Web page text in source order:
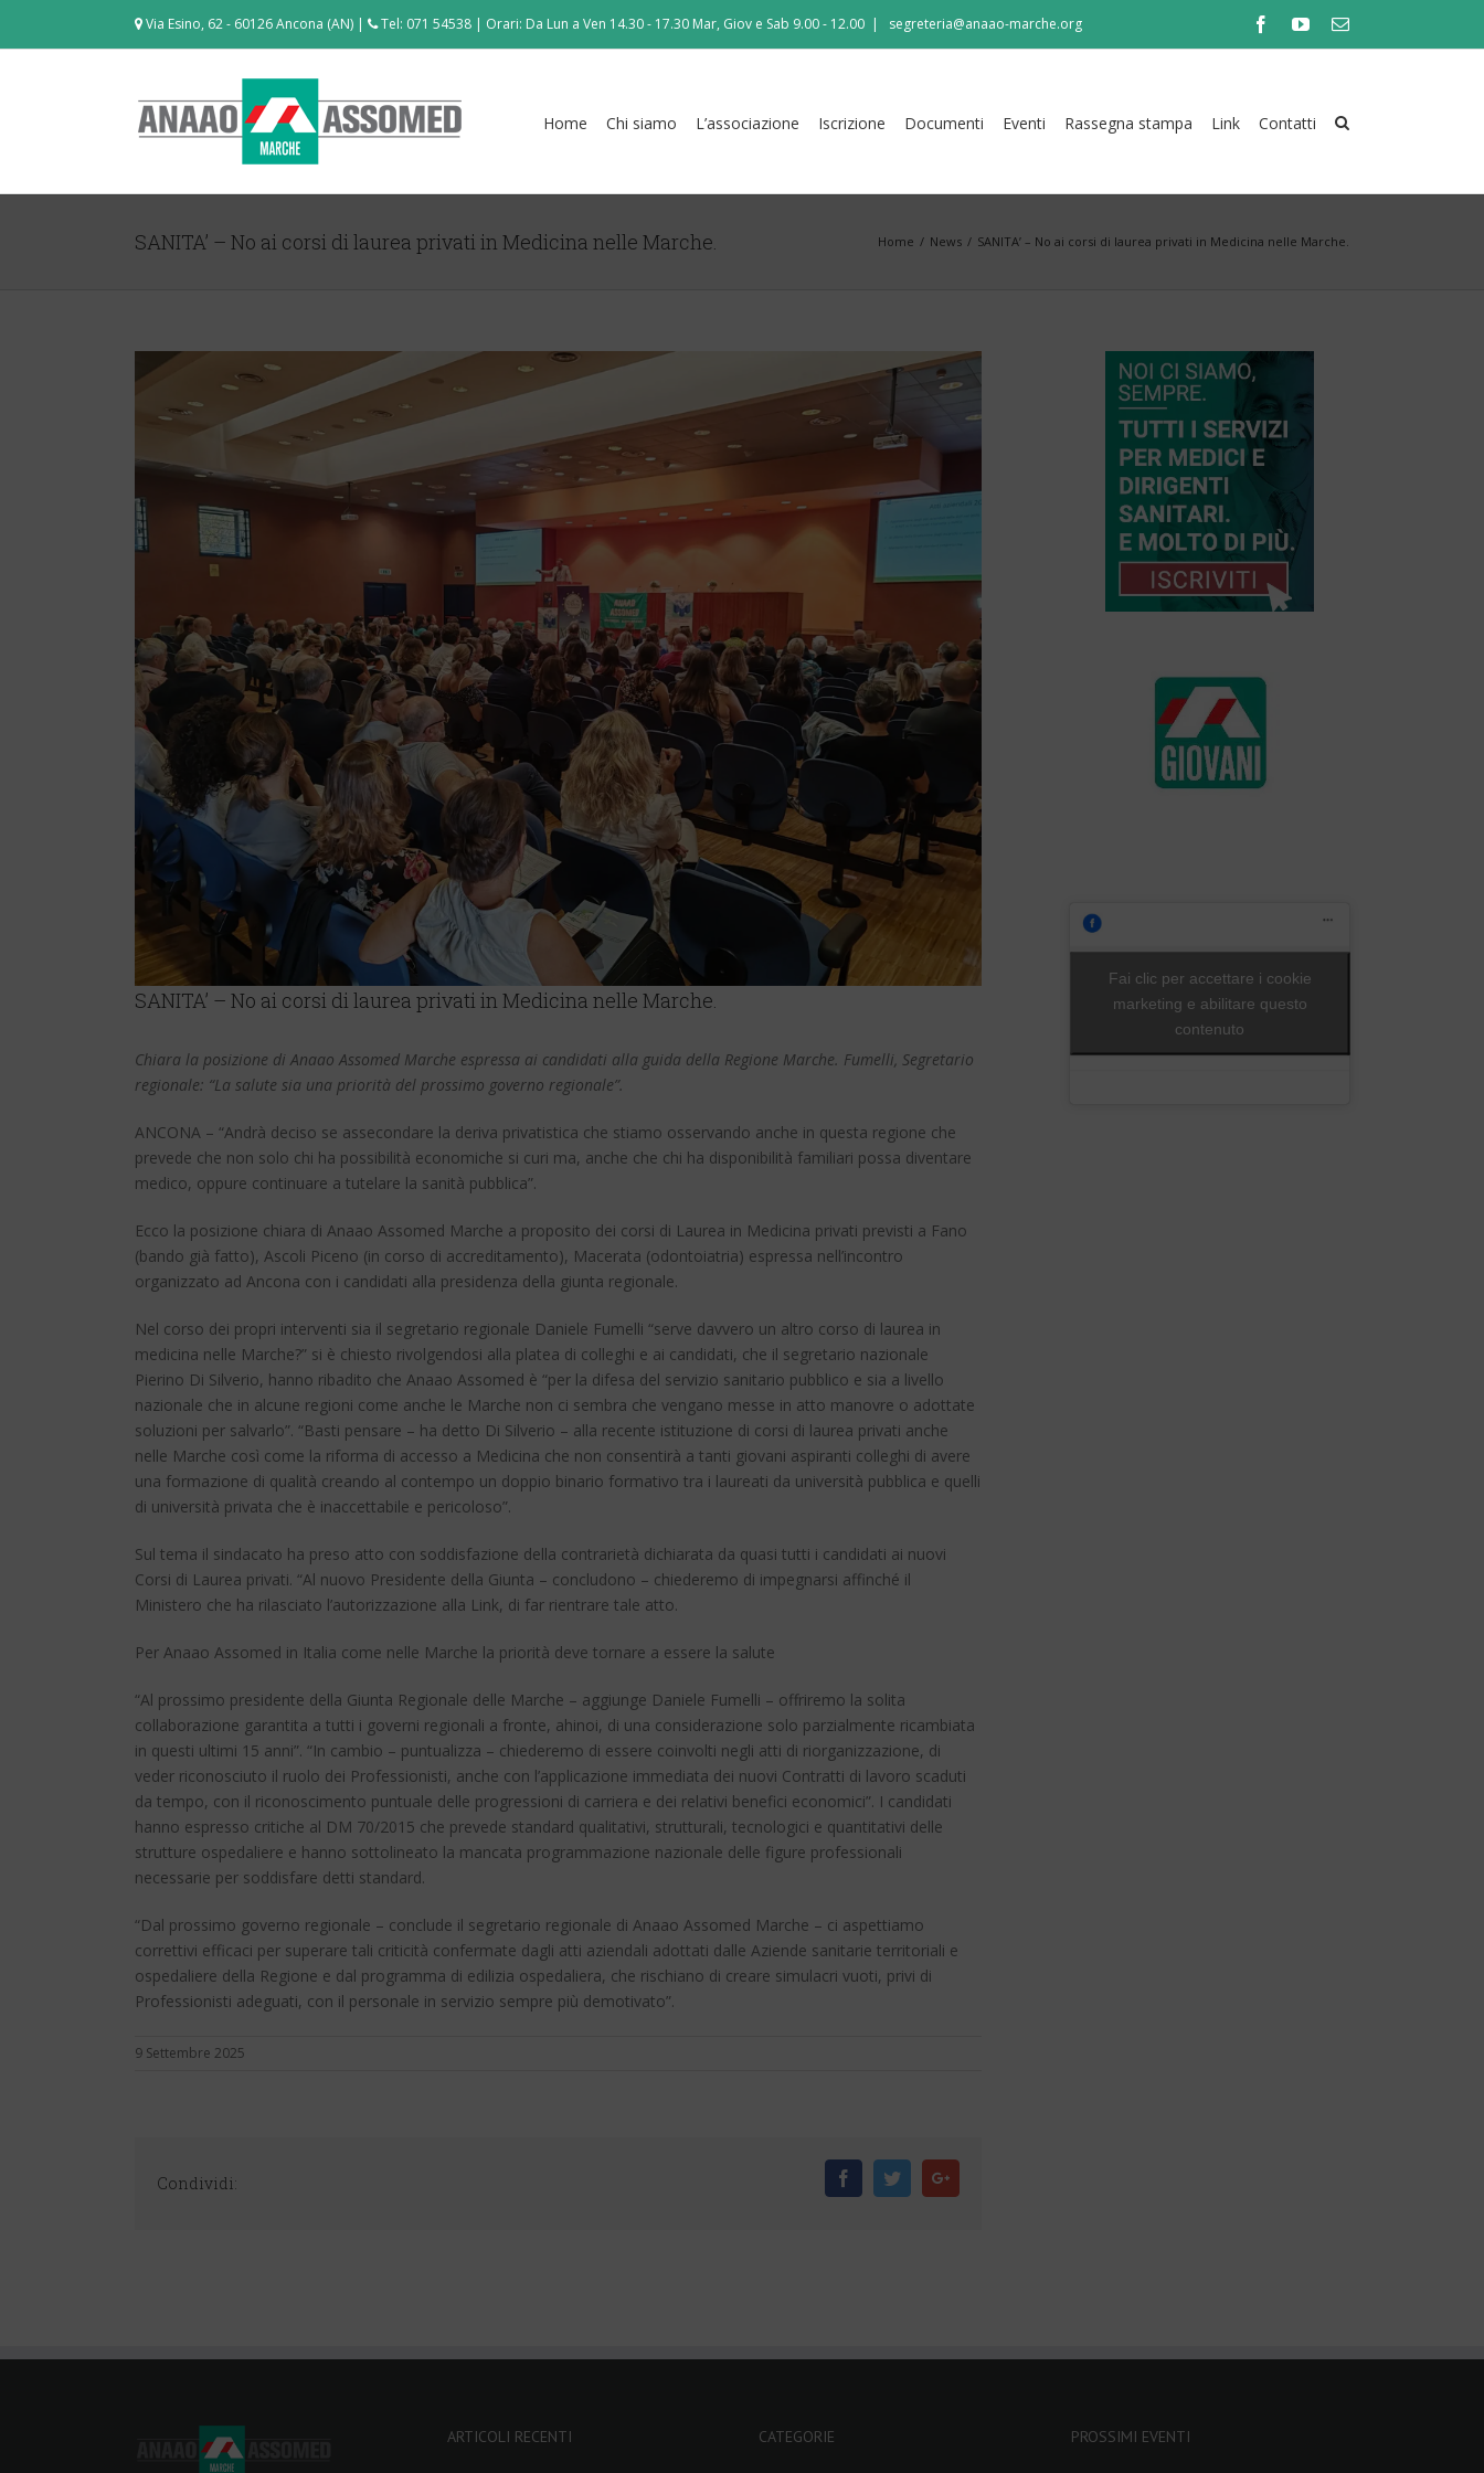
Via Esino, 62 - 60126 Ancona (AN) | Tel: 071 54538 | Orari: Da Lun a Ven 14.30 - 17.30 Mar, Giov e Sab 9.00 - 12.00 | segreteria@anaao-marche.org Facebook
YoutubeEmail
Home Chi siamo L’associazione Iscrizione Documenti Eventi Rassegna stampa Link Contatti
SANITA’ – No ai corsi di laurea privati in Medicina nelle Marche. Home / News / SANITA’ – No ai corsi di laurea privati in Medicina nelle Marche.
View
Image
SANITA’ – No ai corsi di laurea privati in Medicina nelle Marche.
Chiara la posizione di Anaao Assomed Marche espressa ai candidati alla guida della Regione Marche. Fumelli, Segretario
regionale: “La salute sia una priorità del prossimo governo regionale”.
ANCONA – “Andrà deciso se assecondare la deriva privatistica che stiamo osservando anche in questa regione che
prevede che non solo chi ha possibilità economiche si curi ma, anche che chi ha disponibilità familiari possa diventare
medico, oppure continuare a tutelare la sanità pubblica”.
Ecco la posizione chiara di Anaao Assomed Marche a proposito dei corsi di Laurea in Medicina privati previsti a Fano
(bando già fatto), Ascoli Piceno (in corso di accreditamento), Macerata (odontoiatria) espressa nell’incontro
organizzato ad Ancona con i candidati alla presidenza della giunta regionale.
Nel corso dei propri interventi sia il segretario regionale Daniele Fumelli “serve davvero un altro corso di laurea in
medicina nelle Marche?” si è chiesto rivolgendosi alla platea di colleghi e ai candidati, che il segretario nazionale
Pierino Di Silverio, hanno ribadito che Anaao Assomed è “per la difesa del servizio sanitario pubblico e sia a livello
nazionale che in alcune regioni come anche le Marche non ci sembra che vengano messe in atto manovre o adottate
soluzioni per salvarlo”. “Basti pensare – ha detto Di Silverio – alla recente istituzione di corsi di laurea privati anche
nelle Marche così come la riforma di accesso a Medicina che non consentirà a tanti giovani aspiranti colleghi di avere
una formazione di qualità creando al contempo un doppio binario formativo tra i laureati da università pubblica e quelli
di università privata che è inaccettabile e pericoloso”.
Sul tema il sindacato ha preso atto con soddisfazione della contrarietà dichiarata da quasi tutti i candidati ai nuovi
Corsi di Laurea privati. “Al nuovo Presidente della Giunta – concludono – chiederemo di impegnarsi affinché il
Ministero che ha rilasciato l’autorizzazione alla Link, di far rientrare tale atto.
Per Anaao Assomed in Italia come nelle Marche la priorità deve tornare a essere la salute
“Al prossimo presidente della Giunta Regionale delle Marche – aggiunge Daniele Fumelli – offriremo la solita
collaborazione garantita a tutti i governi regionali a fronte, ahinoi, di una considerazione solo parzialmente ricambiata
in questi ultimi 15 anni”. “In cambio – puntualizza – chiederemo di essere coinvolti negli atti di riorganizzazione, di
veder riconosciuto il ruolo dei Professionisti, anche con l’applicazione immediata dei nuovi Contratti di lavoro scaduti
da tempo, con il riconoscimento puntuale delle progressioni di carriera e dei relativi benefici economici”. I candidati
hanno espresso critiche al DM 70/2015 che prevede standard qualitativi, strutturali, tecnologici e quantitativi delle
strutture ospedaliere e hanno sottolineato la mancata programmazione nazionale delle figure professionali
necessarie per soddisfare detti standard.
“Dal prossimo governo regionale – conclude il segretario regionale di Anaao Assomed Marche – ci aspettiamo
correttivi efficaci per superare tali criticità confermate dagli atti aziendali adottati dalle Aziende sanitarie territoriali e
ospedaliere della Regione e dal programma di edilizia ospedaliera, che rischiano di creare simulacri vuoti, privi di
Professionisti adeguati, con il personale in servizio sempre più demotivato”.
9 Settembre 2025
Condividi: FacebookTwitterGoogle+
Fai clic per accettare i cookie
marketing e abilitare questo
contenuto
ARTICOLI RECENTI CATEGORIE PROSSIMI EVENTI